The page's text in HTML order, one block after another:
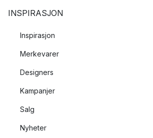
INSPIRASJON
Inspirasjon
Merkevarer
Designers
Kampanjer
Salg
Nyheter